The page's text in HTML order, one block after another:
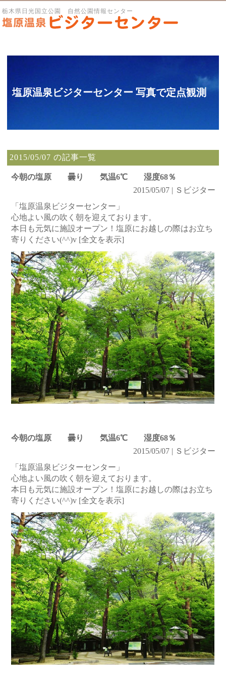
栃木県日光国立公園 自然公園情報センター
塩原温泉ビジターセンター 写真で定点観測
2015/05/07 の記事一覧
今朝の塩原 曇り 気温6℃ 湿度68％
2015/05/07 | Ｓビジター
「塩原温泉ビジターセンター」
心地よい風の吹く朝を迎えております。
本日も元気に施設オープン！塩原にお越しの際はお立ち
寄りください(^^)v [全文を表示]
今朝の塩原 曇り 気温6℃ 湿度68％
2015/05/07 | Ｓビジター
「塩原温泉ビジターセンター」
心地よい風の吹く朝を迎えております。
本日も元気に施設オープン！塩原にお越しの際はお立ち
寄りください(^^)v [全文を表示]